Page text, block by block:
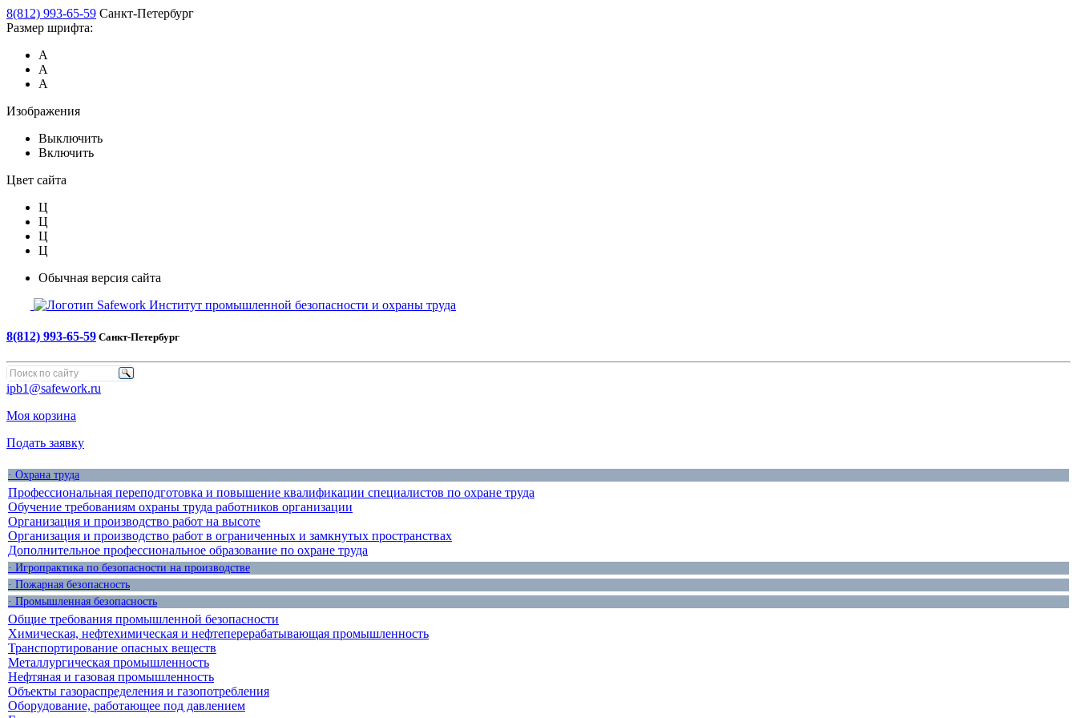
8(812) 993-65-59 Санкт-Петербург
Размер шрифта:
А
А
А
Изображения
Выключить
Включить
Цвет сайта
Ц
Ц
Ц
Ц
Обычная версия сайта
Safework Институт промышленной безопасности и охраны труда
8(812) 993-65-59 Санкт-Петербург
ipb1@safework.ru
Моя корзина
Подать заявку
· Охрана труда
Профессиональная переподготовка и повышение квалификации специалистов по охране труда
Обучение требованиям охраны труда работников организации
Организация и производство работ на высоте
Организация и производство работ в ограниченных и замкнутых пространствах
Дополнительное профессиональное образование по охране труда
· Игропрактика по безопасности на производстве
· Пожарная безопасность
· Промышленная безопасность
Общие требования промышленной безопасности
Химическая, нефтехимическая и нефтеперерабатывающая промышленность
Транспортирование опасных веществ
Металлургическая промышленность
Нефтяная и газовая промышленность
Объекты газораспределения и газопотребления
Оборудование, работающее под давлением